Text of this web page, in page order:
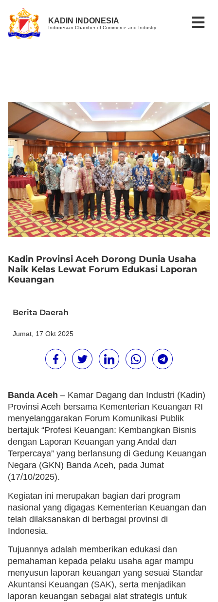
KADIN INDONESIA
Indonesian Chamber of Commerce and Industry
Kadin Provinsi Aceh Dorong Dunia Usaha
Naik Kelas Lewat Forum Edukasi Laporan
Keuangan
Berita Daerah
Jumat, 17 Okt 2025
Banda Aceh – Kamar Dagang dan Industri (Kadin)
Provinsi Aceh bersama Kementerian Keuangan RI
menyelanggarakan Forum Komunikasi Publik
bertajuk “Profesi Keuangan: Kembangkan Bisnis
dengan Laporan Keuangan yang Andal dan
Terpercaya” yang berlansung di Gedung Keuangan
Negara (GKN) Banda Aceh, pada Jumat
(17/10/2025).
Kegiatan ini merupakan bagian dari program
nasional yang digagas Kementerian Keuangan dan
telah dilaksanakan di berbagai provinsi di
Indonesia.
Tujuannya adalah memberikan edukasi dan
pemahaman kepada pelaku usaha agar mampu
menyusun laporan keuangan yang sesuai Standar
Akuntansi Keuangan (SAK), serta menjadikan
laporan keuangan sebagai alat strategis untuk